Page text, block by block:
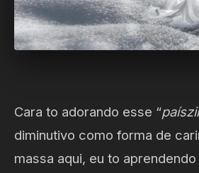
Cara to adorando esse “
diminutivo como forma de
massa aqui, eu to